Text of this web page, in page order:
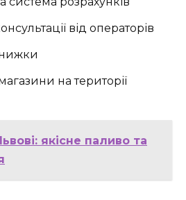
від операторів
на території
якісне паливо та